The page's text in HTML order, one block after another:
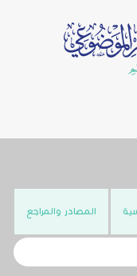
المصادر والمراجع